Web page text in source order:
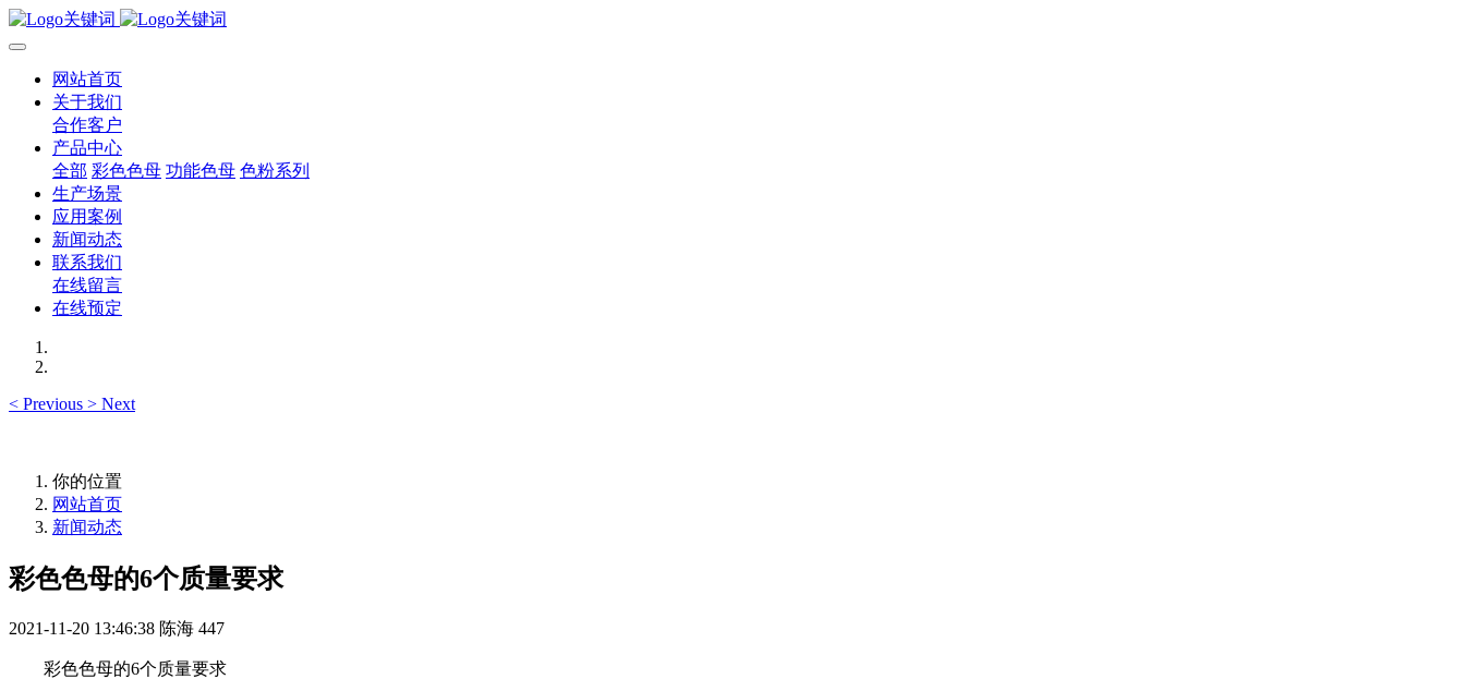
网站首页
关于我们
合作客户
产品中心
全部 彩色色母 功能色母 色粉系列
生产场景
应用案例
新闻动态
联系我们
在线留言
在线预定
< Previous > Next
你的位置
网站首页
新闻动态
彩色色母的6个质量要求
2021-11-20 13:46:38 陈海 447
彩色色母的6个质量要求